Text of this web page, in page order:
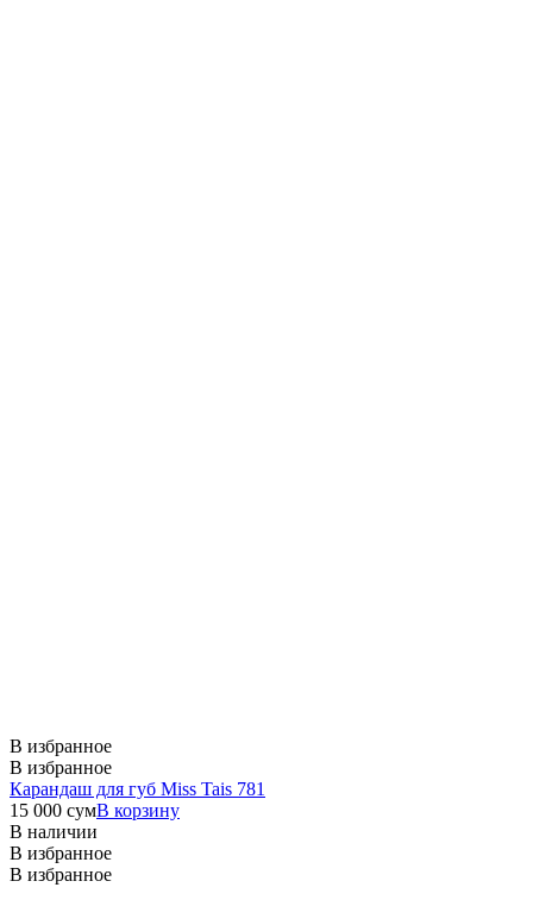
В избранное
В избранное
Карандаш для губ Miss Tais 781
15 000 сумВ корзину
В наличии
В избранное
В избранное